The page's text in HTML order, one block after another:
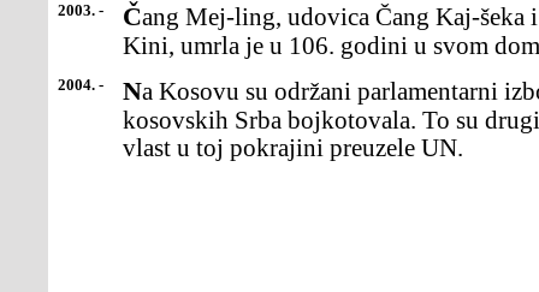
2003. - Čang Mej-ling, udovica Čang Kaj-šeka i nekada najmoćnija žena u
Kini, umrla je u 106. godini u svom
2004. - Na Kosovu su održani parlamentarni izbori, koje je većina
kosovskih Srba bojkotovala. To su
vlast u toj pokrajini preuzele UN.